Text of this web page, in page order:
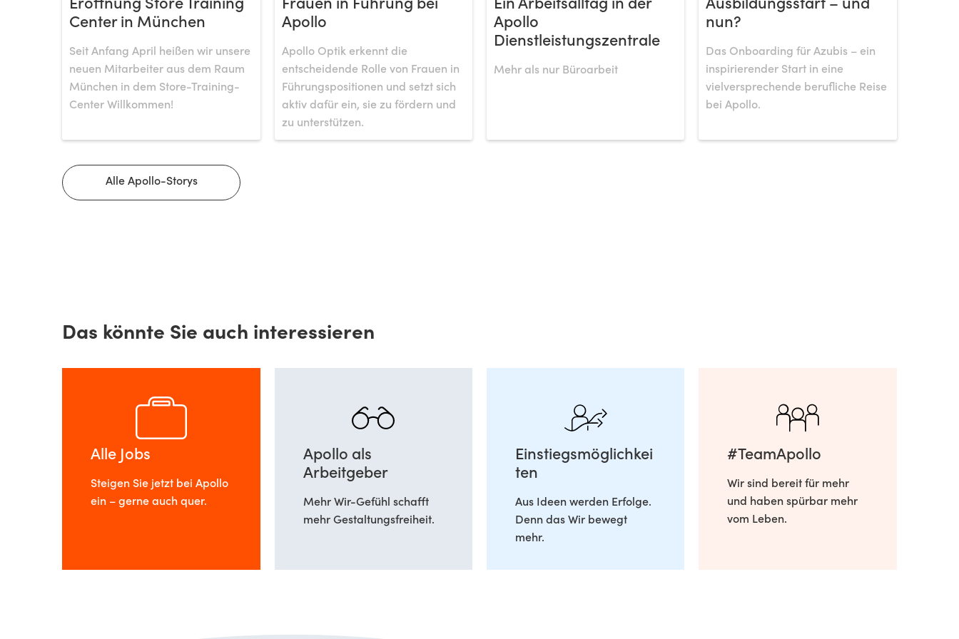
Eröffnung Store Training
Center in München
Seit Anfang April heißen wir unsere
neuen Mitarbeiter aus dem Raum
München in dem Store-Training-
Center Willkommen!
Frauen in Führung bei
Apollo
Apollo Optik erkennt die
entscheidende Rolle von Frauen in
Führungspositionen und setzt sich
aktiv dafür ein, sie zu fördern und
zu unterstützen.
Ein Arbeitsalltag in der
Apollo
Dienstleistungszentrale
Mehr als nur Büroarbeit
Ausbildungsstart – und
nun?
Das Onboarding für Azubis – ein
inspirierender Start in eine
vielversprechende berufliche Reise
bei Apollo.
Alle Apollo-Storys
Das könnte Sie auch interessieren
Alle Jobs
Steigen Sie jetzt bei Apollo
ein – gerne auch quer.
Apollo als
Arbeitgeber
Mehr Wir-Gefühl schafft
mehr Gestaltungsfreiheit.
Einstiegsmöglichkei
ten
Aus Ideen werden Erfolge.
Denn das Wir bewegt
mehr.
#TeamApollo
Wir sind bereit für mehr
und haben spürbar mehr
vom Leben.